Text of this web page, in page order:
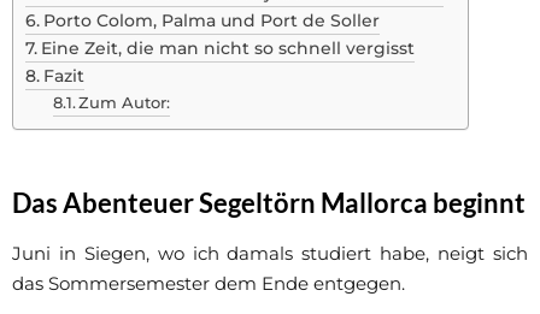
Porto Colom, Palma und Port de Soller
Eine Zeit, die man nicht so schnell vergisst
Fazit
Zum Autor:
Das Abenteuer Segeltörn Mallorca beginnt
Juni in Siegen, wo ich damals studiert habe, neigt sich
das Sommersemester dem Ende entgegen.